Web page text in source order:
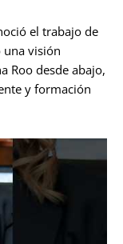
el trabajo de
una visión
Roo desde abajo,
y formación